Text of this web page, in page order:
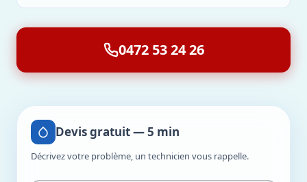
0472 53 24 26
Devis gratuit — 5 min
Décrivez votre problème, un technicien vous rappelle.